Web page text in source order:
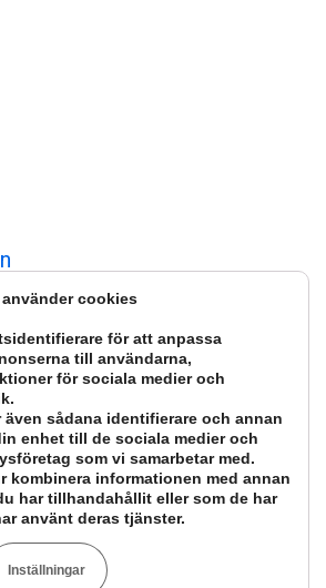
är historiskt sett en vanlig
cookies
för att anpassa
till användarna,
för sociala medier och
även sådana identifierare och annan
enhet till de sociala medier och
som vi samarbetar med.
kombinera informationen med annan
har tillhandahållit eller som de har
använt deras tjänster.
Inställningar